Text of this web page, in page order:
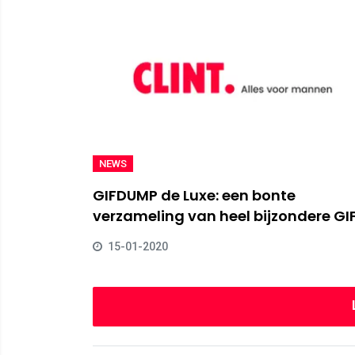
NEWS
GIFDUMP de Luxe: een bonte
verzameling van heel bijzondere
15-01-2020